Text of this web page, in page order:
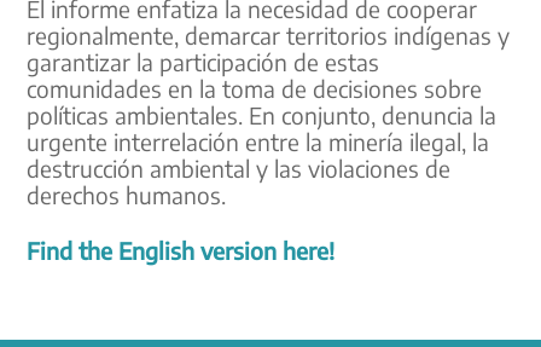
El informe enfatiza la necesidad de cooperar
regionalmente, demarcar territorios indígenas y
garantizar la participación de estas
comunidades en la toma de decisiones sobre
políticas ambientales. En conjunto, denuncia la
urgente interrelación entre la minería ilegal, la
destrucción ambiental y las violaciones de
derechos humanos.
Find the English version here!